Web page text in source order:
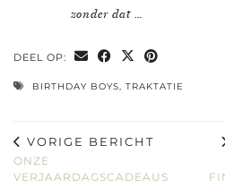
zonder dat …
DEEL OP:
BIRTHDAY BOYS, TRAKTATIE
VORIGE BERICHT
ONZE
VERJAARDAGSCADEAUS